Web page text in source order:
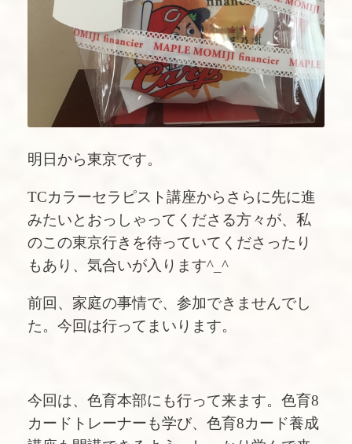
明日から東京です。
TCカラーセラピスト講座からさらに先に進
みたいとおっしゃってくださる方々が、私
のこの東京行きを待っていてくださったり
もあり、気合いが入ります^_^
前回、家庭の事情で、参加できませんでし
た。今回は行ってまいります。
今回は、色育本部にも行って来ます。色育8
カードトレーナーも学び、色育8カード養成